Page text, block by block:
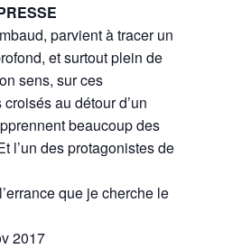
parvient à tracer un
et surtout plein de
sens, sur ces
au détour d’un
beaucoup des
l’un des protagonistes de
que je cherche le
2017